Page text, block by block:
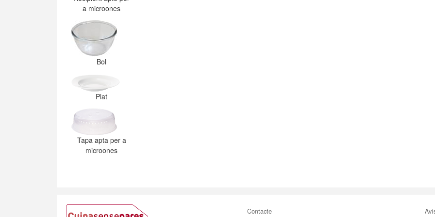
a microones
Bol
Plat
Tapa apta per a
microones
Contacte